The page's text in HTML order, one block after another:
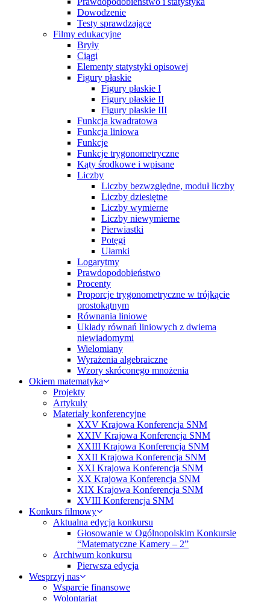
Dowodzenie
Testy sprawdzające
Filmy edukacyjne
Bryły
Ciągi
Elementy statystyki opisowej
Figury płaskie
Figury płaskie I
Figury płaskie II
Figury płaskie III
Funkcja kwadratowa
Funkcja liniowa
Funkcje
Funkcje trygonometryczne
Kąty środkowe i wpisane
Liczby
Liczby bezwzględne, moduł liczby
Liczby dziesiętne
Liczby wymierne
Liczby niewymierne
Pierwiastki
Potęgi
Ułamki
Logarytmy
Prawdopodobieństwo
Procenty
Proporcje trygonometryczne w trójkącie
prostokątnym
Równania liniowe
Układy równań liniowych z dwiema
niewiadomymi
Wielomiany
Wyrażenia algebraiczne
Wzory skróconego mnożenia
Okiem matematyka
Projekty
Artykuły
Materiały konferencyjne
XXV Krajowa Konferencja SNM
XXIV Krajowa Konferencja SNM
XXIII Krajowa Konferencja SNM
XXII Krajowa Konferencja SNM
XXI Krajowa Konferencja SNM
XX Krajowa Konferencja SNM
XIX Krajowa Konferencja SNM
XVIII Konferencja SNM
Konkurs filmowy
Aktualna edycja konkursu
Głosowanie w Ogólnopolskim Konkursie
“Matematyczne Kamery – 2”
Archiwum konkursu
Pierwsza edycja
Wesprzyj nas
Wsparcie finansowe
Wolontariat